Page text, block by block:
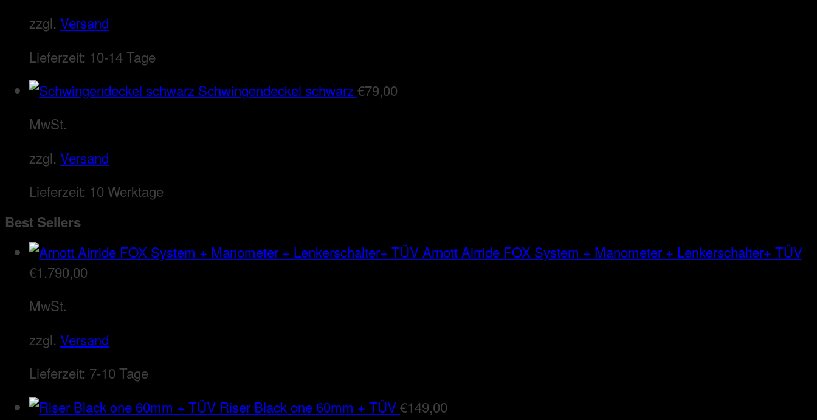
zzgl. Versand
Lieferzeit: 10-14 Tage
Schwingendeckel schwarz€79,00
MwSt.
zzgl. Versand
Lieferzeit: 10 Werktage
Best Sellers
Arnott Airride FOX System + Manometer + Lenkerschalter+ TÜV
€1.790,00
MwSt.
zzgl. Versand
Lieferzeit: 7-10 Tage
Riser Black one 60mm + TÜV€149,00